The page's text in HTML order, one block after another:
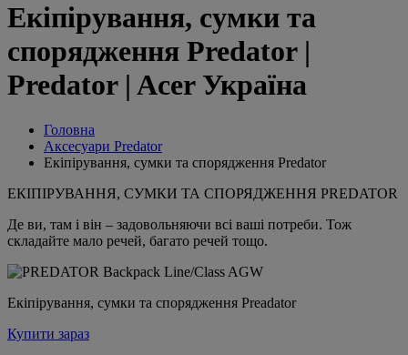
Екіпірування, сумки та
спорядження Predator |
Predator | Acer Україна
Головна
Аксесуари Predator
Екіпірування, сумки та спорядження Predator
ЕКІПІРУВАННЯ, СУМКИ ТА СПОРЯДЖЕННЯ PREDATOR
Де ви, там і він – задовольняючи всі ваші потреби. Тож
складайте мало речей, багато речей тощо.
Екіпірування, сумки та спорядження Preadator
Купити зараз